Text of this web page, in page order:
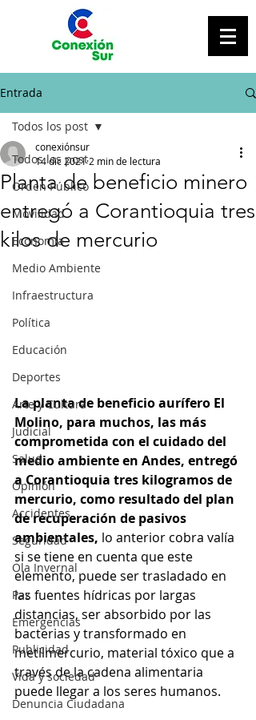
Entrada
Todos los post
Orden Público
Movilidad
Economía
Medio Ambiente
Infraestructura
Política
Educación
Deportes
Arte y Cultura
Judicial
Salud
Opinión
Accidentes
Seguridad
Ola Invernal
Paz
Emergencias
Publicidad
Vida y sociedad
Denuncia Ciudadana
Todos los post
Planta de beneficio minero
entregó a Corantioquia tres
kilos de mercurio
conexiónsur
14 dic 2021 2 min de lectura
La planta de beneficio aurífero El
Molino, para muchos, las más
comprometida con el cuidado del
medio ambiente en Andes, entregó
a Corantioquia tres kilogramos de
mercurio, como resultado del plan
de recuperación de pasivos
ambientales, lo anterior cobra valía
si se tiene en cuenta que este
elemento, puede ser trasladado en
las fuentes hídricas por largas
distancias, ser absorbido por las
bacterias y transformado en
metilmercurio, material tóxico que a
través de la cadena alimentaria
puede llegar a los seres humanos.